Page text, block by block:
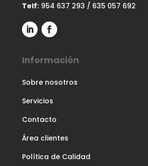
Telf: 954 637 293 / 635 057 692
Información
Sobre nosotros
Servicios
Contacto
Área clientes
Política de Calidad